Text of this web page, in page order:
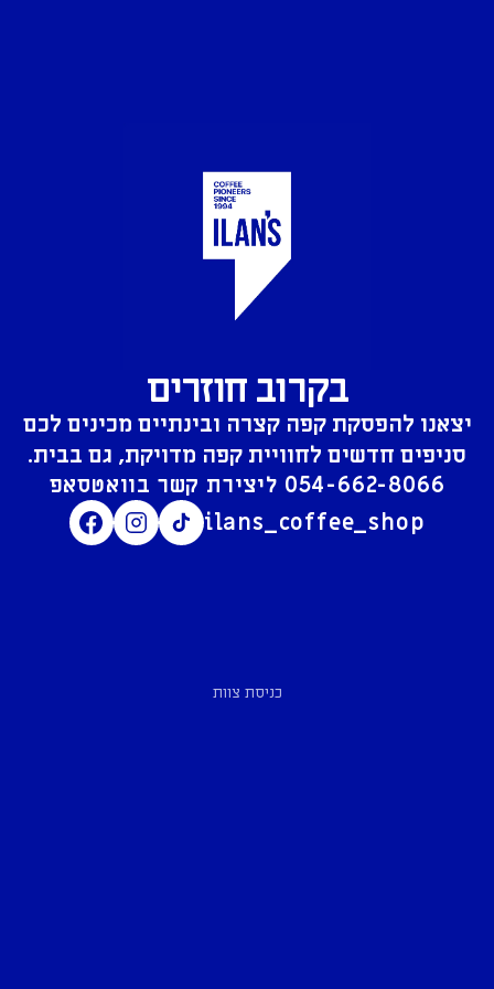
בקרוב חוזרים
יצאנו להפסקת קפה קצרה ובינתיים מכינים לכם
סניפים חדשים לחוויית קפה מדויקת, גם בבית.
054-662-8066
ilans_coffee_shop
כניסת צוות